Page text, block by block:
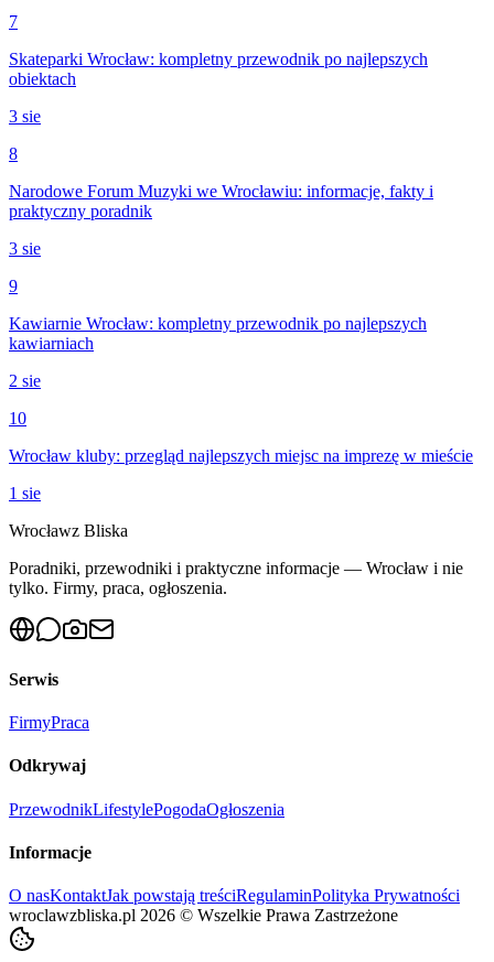
7
Skateparki Wrocław: kompletny przewodnik po najlepszych
obiektach
3 sie
8
Narodowe Forum Muzyki we Wrocławiu: informacje, fakty i
praktyczny poradnik
3 sie
9
Kawiarnie Wrocław: kompletny przewodnik po najlepszych
kawiarniach
2 sie
10
Wrocław kluby: przegląd najlepszych miejsc na imprezę w mieście
1 sie
Wrocławz Bliska
Poradniki, przewodniki i praktyczne informacje — Wrocław i nie
tylko. Firmy, praca, ogłoszenia.
Serwis
FirmyPraca
Odkrywaj
PrzewodnikLifestylePogodaOgłoszenia
Informacje
O nasKontaktJak powstają treściRegulaminPolityka Prywatności
wroclawzbliska.pl 2026 © Wszelkie Prawa Zastrzeżone